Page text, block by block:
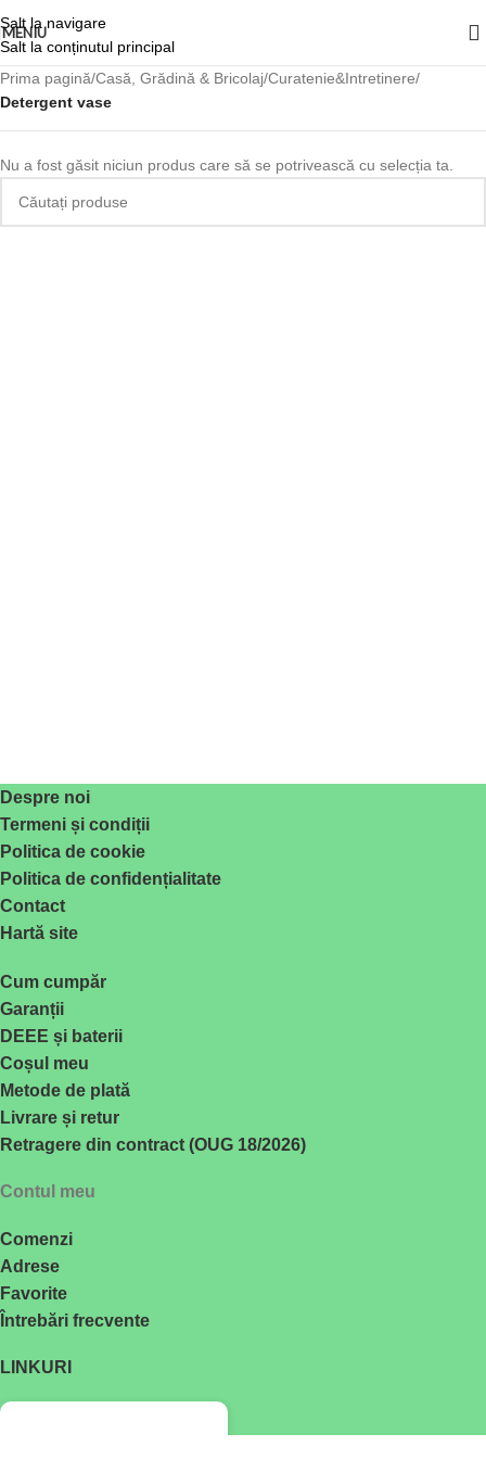
Salt la navigare
Salt la conținutul principal
MENIU
Prima pagină/Casă, Grădină & Bricolaj/Curatenie&Intretinere/
Detergent vase
Nu a fost găsit niciun produs care să se potrivească cu selecția ta.
Despre noi
Termeni și condiții
Politica de cookie
Politica de confidențialitate
Contact
Hartă site
Cum cumpăr
Garanții
DEEE și baterii
Coșul meu
Metode de plată
Livrare și retur
Retragere din contract (OUG 18/2026)
Contul meu
Comenzi
Adrese
Favorite
Întrebări frecvente
LINKURI